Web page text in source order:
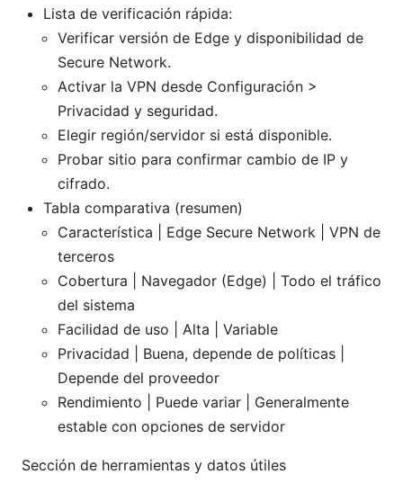
Lista de verificación rápida:
Verificar versión de Edge y disponibilidad de
Secure Network.
Activar la VPN desde Configuración >
Privacidad y seguridad.
Elegir región/servidor si está disponible.
Probar sitio para confirmar cambio de IP y
cifrado.
Tabla comparativa (resumen)
Característica | Edge Secure Network | VPN de
terceros
Cobertura | Navegador (Edge) | Todo el tráfico
del sistema
Facilidad de uso | Alta | Variable
Privacidad | Buena, depende de políticas |
Depende del proveedor
Rendimiento | Puede variar | Generalmente
estable con opciones de servidor
Sección de herramientas y datos útiles